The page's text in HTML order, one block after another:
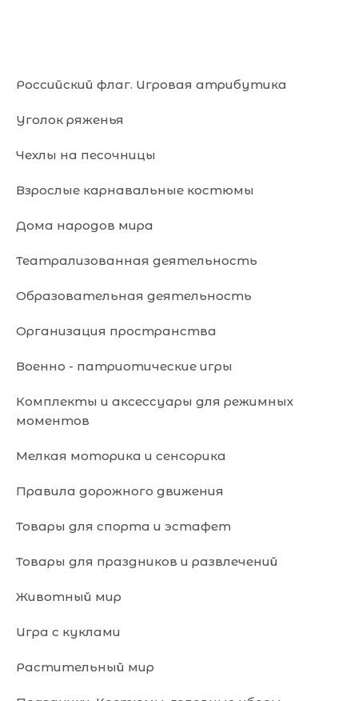
Российский флаг. Игровая атрибутика
Уголок ряженья
Чехлы на песочницы
Взрослые карнавальные костюмы
Дома народов мира
Театрализованная деятельность
Образовательная деятельность
Организация пространства
Военно - патриотические игры
Комплекты и аксессуары для режимных
моментов
Мелкая моторика и сенсорика
Правила дорожного движения
Товары для спорта и эстафет
Товары для праздников и развлечений
Животный мир
Игра с куклами
Растительный мир